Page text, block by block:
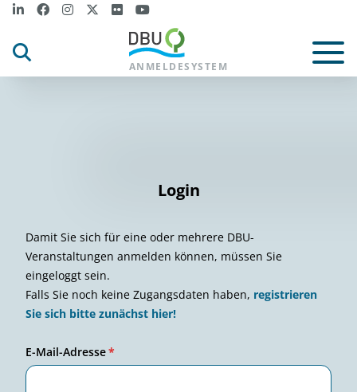
ANMELDESYSTEM
Login
Damit Sie sich für eine oder mehrere DBU-
Veranstaltungen anmelden können, müssen Sie
eingeloggt sein.
Falls Sie noch keine Zugangsdaten haben, registrieren
Sie sich bitte zunächst hier!
E-Mail-Adresse*